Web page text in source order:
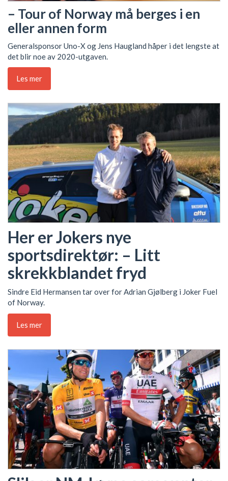
– Tour of Norway må berges i en
eller annen form
Generalsponsor Uno-X og Jens Haugland håper i det lengste at
det blir noe av 2020-utgaven.
Les mer
Her er Jokers nye
sportsdirektør: – Litt
skrekkblandet fryd
Sindre Eid Hermansen tar over for Adrian Gjølberg i Joker Fuel
of Norway.
Les mer